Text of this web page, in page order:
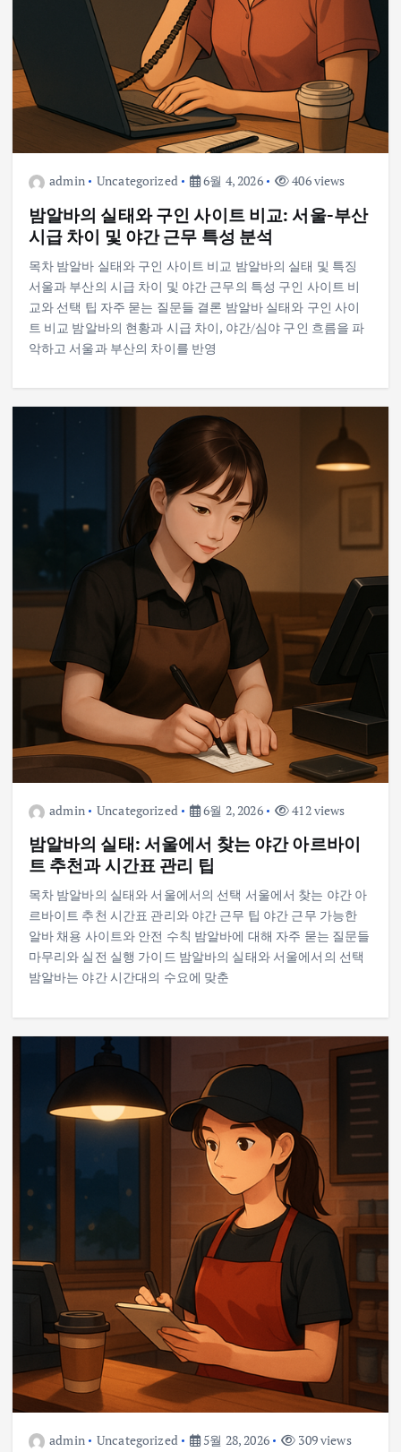
admin Uncategorized 6월 4, 2026 406 views
밤알바의 실태와 구인 사이트 비교: 서울-부산
시급 차이 및 야간 근무 특성 분석
목차 밤알바 실태와 구인 사이트 비교 밤알바의 실태 및 특징
서울과 부산의 시급 차이 및 야간 근무의 특성 구인 사이트 비
교와 선택 팁 자주 묻는 질문들 결론 밤알바 실태와 구인 사이
트 비교 밤알바의 현황과 시급 차이, 야간/심야 구인 흐름을 파
악하고 서울과 부산의 차이를 반영
admin Uncategorized 6월 2, 2026 412 views
밤알바의 실태: 서울에서 찾는 야간 아르바이
트 추천과 시간표 관리 팁
목차 밤알바의 실태와 서울에서의 선택 서울에서 찾는 야간 아
르바이트 추천 시간표 관리와 야간 근무 팁 야간 근무 가능한
알바 채용 사이트와 안전 수칙 밤알바에 대해 자주 묻는 질문들
마무리와 실전 실행 가이드 밤알바의 실태와 서울에서의 선택
밤알바는 야간 시간대의 수요에 맞춘
admin Uncategorized 5월 28, 2026 309 views